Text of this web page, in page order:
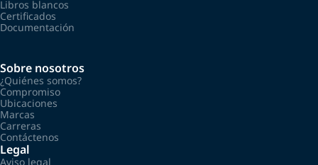
Libros blancos
Certificados
Documentación
Sobre nosotros
¿Quiénes somos?
Compromiso
Ubicaciones
Marcas
Carreras
Contáctenos
Legal
Aviso legal